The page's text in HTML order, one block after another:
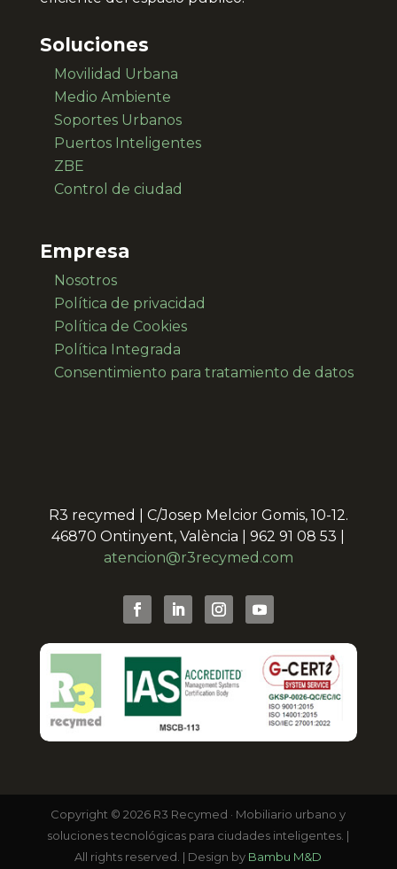
Soluciones
Movilidad Urbana
Medio Ambiente
Soportes Urbanos
Puertos Inteligentes
ZBE
Control de ciudad
Empresa
Nosotros
Política de privacidad
Política de Cookies
Política Integrada
Consentimiento para tratamiento de datos
R3 recymed | C/Josep Melcior Gomis, 10-12.
46870 Ontinyent, València | 962 91 08 53 |
atencion@r3recymed.com
Copyright © 2026 R3 Recymed · Mobiliario urbano y
soluciones tecnológicas para ciudades inteligentes. |
All rights reserved. | Design by Bambu M&D